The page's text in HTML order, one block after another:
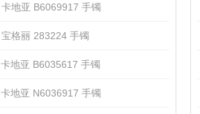
卡地亚 B6069917 手镯
宝格丽 283224 手镯
卡地亚 B6035617 手镯
卡地亚 N6036917 手镯